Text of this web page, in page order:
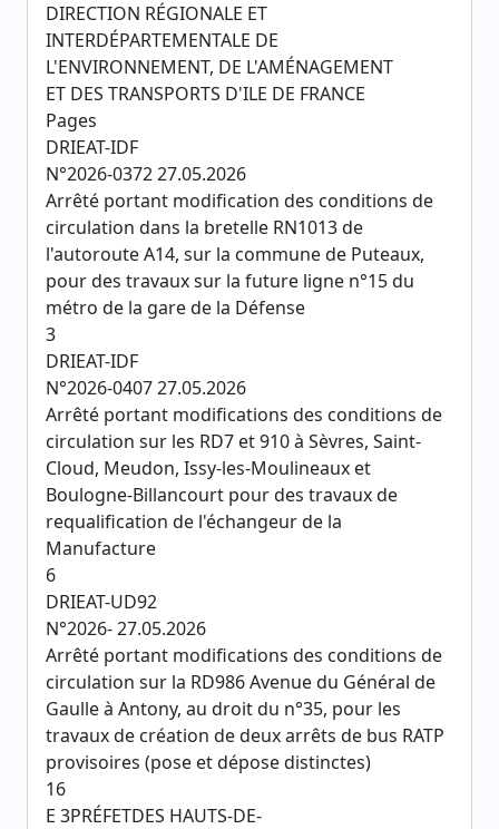
DIRECTION RÉGIONALE ET
INTERDÉPARTEMENTALE DE
L'ENVIRONNEMENT, DE L'AMÉNAGEMENT
ET DES TRANSPORTS D'ILE DE FRANCE
Pages
DRIEAT-IDF
N°2026-0372 27.05.2026
Arrêté portant modification des conditions de
circulation dans la bretelle RN1013 de
l'autoroute A14, sur la commune de Puteaux,
pour des travaux sur la future ligne n°15 du
métro de la gare de la Défense
3
DRIEAT-IDF
N°2026-0407 27.05.2026
Arrêté portant modifications des conditions de
circulation sur les RD7 et 910 à Sèvres, Saint-
Cloud, Meudon, Issy-les-Moulineaux et
Boulogne-Billancourt pour des travaux de
requalification de l'échangeur de la
Manufacture
6
DRIEAT-UD92
N°2026- 27.05.2026
Arrêté portant modifications des conditions de
circulation sur la RD986 Avenue du Général de
Gaulle à Antony, au droit du n°35, pour les
travaux de création de deux arrêts de bus RATP
provisoires (pose et dépose distinctes)
16
E 3PRÉFETDES HAUTS-DE-